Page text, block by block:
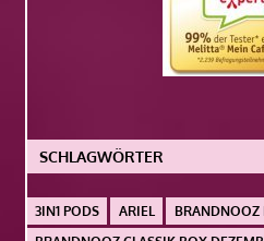
SCHLAGWÖRTER
3IN1 PODS ARIEL
BRANDNOOZ